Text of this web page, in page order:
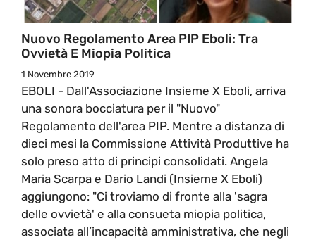
Nuovo Regolamento Area PIP Eboli: Tra
Ovvietà E Miopia Politica
1 Novembre 2019
EBOLI - Dall'Associazione Insieme X Eboli, arriva
una sonora bocciatura per il "Nuovo"
Regolamento dell'area PIP. Mentre a distanza di
dieci mesi la Commissione Attività Produttive ha
solo preso atto di principi consolidati. Angela
Maria Scarpa e Dario Landi (Insieme X Eboli)
aggiungono: "Ci troviamo di fronte alla 'sagra
delle ovvietà' e alla consueta miopia politica,
associata all’incapacità amministrativa, che negli